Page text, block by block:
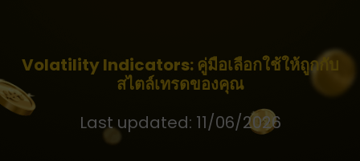
Volatility Indicators: คู่มือเลือกใช้ให้ถูกกับ
สไตล์เทรดของคุณ
Last updated: 11/06/2026